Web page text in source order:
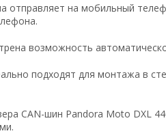
отправляет на мобильный
возможность
подходят для монтажа в
CAN-шин Pandora Moto DXL